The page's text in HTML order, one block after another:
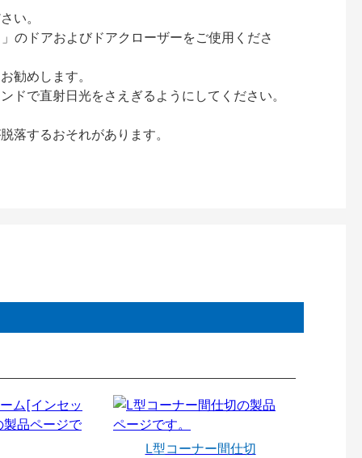
い。
のドアおよびドアクローザーをご使用くださ
勧めします。
で直射日光をさえぎるようにしてください。
するおそれがあります。
L型コーナー間仕切